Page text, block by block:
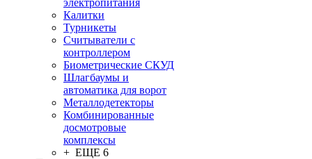
электропитания
Калитки
Турникеты
Считыватели с
контроллером
Биометрические СКУД
Шлагбаумы и
автоматика для ворот
Металлодетекторы
Комбинированные
досмотровые
комплексы
+ ЕЩЕ 6